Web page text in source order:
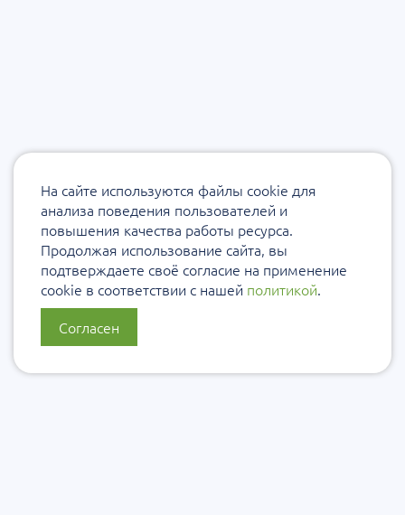
На сайте используются файлы cookie для
анализа поведения пользователей и
повышения качества работы ресурса.
Продолжая использование сайта, вы
подтверждаете своё согласие на применение
cookie в соответствии с нашей политикой.
Согласен